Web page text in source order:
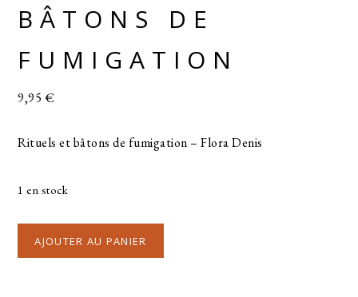
BÂTONS DE
FUMIGATION
9,95 €
Rituels et bâtons de fumigation – Flora Denis
1 en stock
AJOUTER AU PANIER